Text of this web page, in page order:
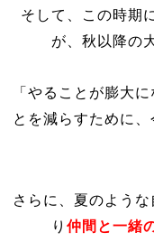
そして、この時期
が、秋以降の
「やることが膨大
とを減らすために
さらに、夏のよう
り 仲間と一緒